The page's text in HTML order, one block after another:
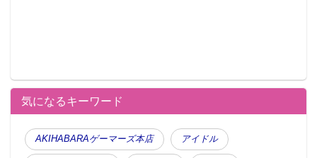
気になるキーワード
AKIHABARAゲーマーズ本店 アイドル